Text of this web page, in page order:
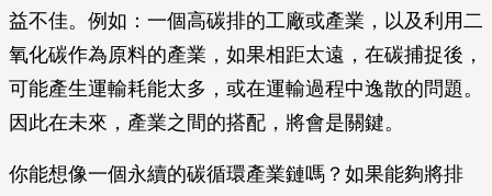
益不佳。例如：一個高碳排的工廠或產業，以及利用二
氧化碳作為原料的產業，如果相距太遠，在碳捕捉後，
可能產生運輸耗能太多，或在運輸過程中逸散的問題。
因此在未來，產業之間的搭配，將會是關鍵。
你能想像一個永續的碳循環產業鏈嗎？如果能夠將排